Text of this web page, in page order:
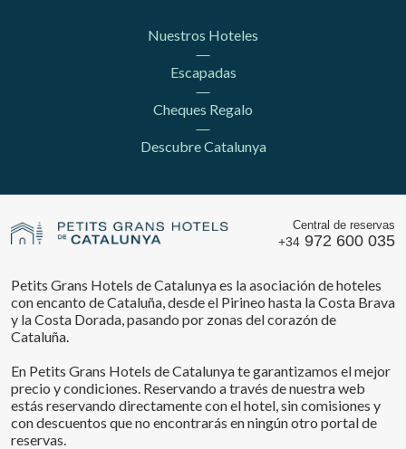
Nuestros Hoteles
Escapadas
Cheques Regalo
Descubre Catalunya
Central de reservas
+34 972 600 035
Petits Grans Hotels de Catalunya es la asociación de hoteles
con encanto de Cataluña, desde el Pirineo hasta la Costa Brava
y la Costa Dorada, pasando por zonas del corazón de
Cataluña.
En Petits Grans Hotels de Catalunya te garantizamos el mejor
precio y condiciones. Reservando a través de nuestra web
estás reservando directamente con el hotel, sin comisiones y
con descuentos que no encontrarás en ningún otro portal de
reservas.